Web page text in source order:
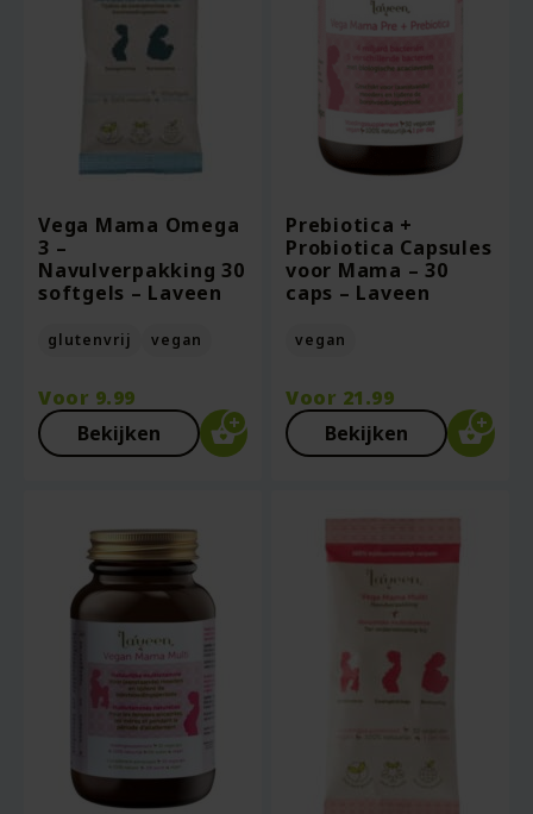
Vega Mama Omega
3 –
Navulverpakking 30
softgels – Laveen
glutenvrij vegan
Voor 9.99
Bekijken
Prebiotica +
Probiotica Capsules
voor Mama – 30
caps – Laveen
vegan
Voor 21.99
Bekijken